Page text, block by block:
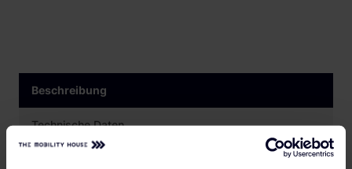
Beschreibung
Technische Daten